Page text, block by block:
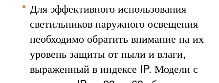
Для эффективного использования
светильников наружного освещения
необходимо обратить внимание на их
уровень защиты от пыли и влаги,
выраженный в индексе IP. Модели с